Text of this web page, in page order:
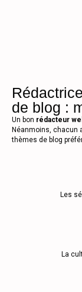
de blog :
Un bon rédacteur
Néanmoins, chacun
thèmes de blog
Les
La